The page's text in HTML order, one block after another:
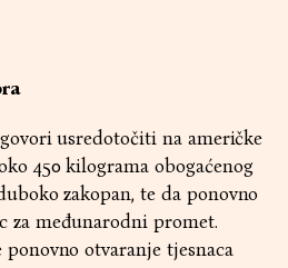
usredotočiti na američke
450 kilograma obogaćenog
zakopan, te da ponovno
za međunarodni promet.
otvaranje tjesnaca